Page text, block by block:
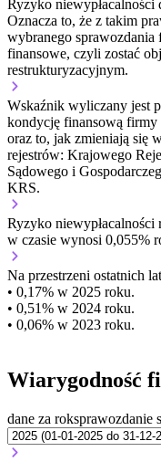
Ryzyko
Oznacza to, że z takim
wybranego sprawozdania
finansowe, czyli zostać
restrukturyzacyjnym.
Wskaźnik wyliczany jest
kondycję finansową firmy
oraz to, jak zmieniają się
rejestrów: Krajowego
Sądowego i
KRS.
Ryzyko niewypłacalności
w czasie wynosi 0,055%
Na przestrzeni ostatnich
• 0,17% w 2025 roku.
• 0,51% w 2024 roku.
• 0,06% w 2023 roku.
Wiarygodność
dane za roksprawozdanie